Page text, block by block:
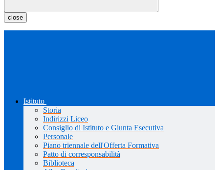
close
Istituto
Storia
Indirizzi Liceo
Consiglio di Istituto e Giunta Esecutiva
Personale
Piano triennale dell'Offerta Formativa
Patto di corresponsabilità
Biblioteca